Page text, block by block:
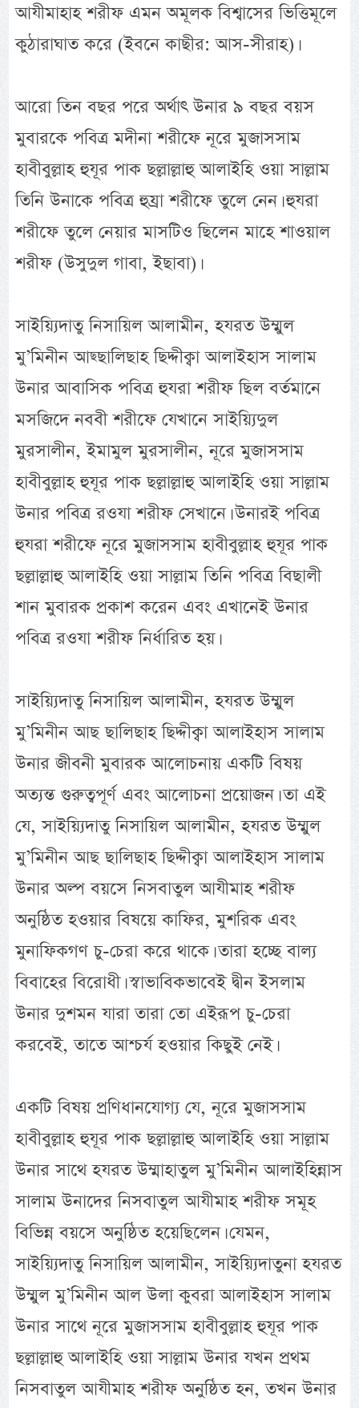
আযীমাহাহ শরীফ এমন অমূলক বিশ্বাসের ভিত্তিমূলে
কুঠারাঘাত করে (ইবনে কাছীর: আস-সীরাহ)।
আরো তিন বছর পরে অর্থাৎ উনার ৯ বছর বয়স
মুবারকে পবিত্র মদীনা শরীফে নূরে মুজাসসাম
হাবীবুল্লাহ হুযূর পাক ছল্লাল্লাহু আলাইহি ওয়া সাল্লাম
তিনি উনাকে পবিত্র হুয্রা শরীফে তুলে নেন। হুযরা
শরীফে তুলে নেয়ার মাসটিও ছিলেন মাহে শাওয়াল
শরীফ (উসুদুল গাবা, ইছাবা)।
সাইয়্যিদাতু নিসায়িল আলামীন, হযরত উম্মুল
মু’মিনীন আছ্ছালিছাহ ছিদ্দীক্বা আলাইহাস সালাম
উনার আবাসিক পবিত্র হুযরা শরীফ ছিল বর্তমানে
মসজিদে নববী শরীফে যেখানে সাইয়্যিদুল
মুরসালীন, ইমামুল মুরসালীন, নূরে মুজাসসাম
হাবীবুল্লাহ হুযূর পাক ছল্লাল্লাহু আলাইহি ওয়া সাল্লাম
উনার পবিত্র রওযা শরীফ সেখানে। উনারই পবিত্র
হুযরা শরীফে নূরে মুজাসসাম হাবীবুল্লাহ হুযূর পাক
ছল্লাল্লাহু আলাইহি ওয়া সাল্লাম তিনি পবিত্র বিছালী
শান মুবারক প্রকাশ করেন এবং এখানেই উনার
পবিত্র রওযা শরীফ নির্ধারিত হয়।
সাইয়্যিদাতু নিসায়িল আলামীন, হযরত উম্মুল
মু’মিনীন আছ ছালিছাহ ছিদ্দীক্বা আলাইহাস সালাম
উনার জীবনী মুবারক আলোচনায় একটি বিষয়
অত্যন্ত গুরুত্বপূর্ণ এবং আলোচনা প্রয়োজন। তা এই
যে, সাইয়্যিদাতু নিসায়িল আলামীন, হযরত উম্মুল
মু’মিনীন আছ ছালিছাহ ছিদ্দীক্বা আলাইহাস সালাম
উনার অল্প বয়সে নিসবাতুল আযীমাহ শরীফ
অনুষ্ঠিত হওয়ার বিষয়ে কাফির, মুশরিক এবং
মুনাফিকগণ চু-চেরা করে থাকে। তারা হচ্ছে বাল্য
বিবাহের বিরোধী। স্বাভাবিকভাবেই দ্বীন ইসলাম
উনার দুশমন যারা তারা তো এইরূপ চু-চেরা
করবেই, তাতে আশ্চর্য হওয়ার কিছুই নেই।
একটি বিষয় প্রণিধানযোগ্য যে, নূরে মুজাসসাম
হাবীবুল্লাহ হুযূর পাক ছল্লাল্লাহু আলাইহি ওয়া সাল্লাম
উনার সাথে হযরত উম্মাহাতুল মু’মিনীন আলাইহিন্নাস
সালাম উনাদের নিসবাতুল আযীমাহ শরীফ সমূহ
বিভিন্ন বয়সে অনুষ্ঠিত হয়েছিলেন। যেমন,
সাইয়্যিদাতু নিসায়িল আলামীন, সাইয়্যিদাতুনা হযরত
উম্মুল মু’মিনীন আল উলা কুবরা আলাইহাস সালাম
উনার সাথে নূরে মুজাসসাম হাবীবুল্লাহ হুযূর পাক
ছল্লাল্লাহু আলাইহি ওয়া সাল্লাম উনার যখন প্রথম
নিসবাতুল আযীমাহ শরীফ অনুষ্ঠিত হন, তখন উনার